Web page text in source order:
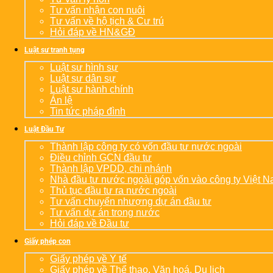
Tư vấn nhận con nuôi
Tư vấn về hộ tịch & Cư trú
Hỏi đáp về HN&GĐ
Luật sư tranh tụng
Luật sư hình sự
Luật sư dân sự
Luật sư hành chính
Án lệ
Tin tức pháp đình
Luật Đầu Tư
Thành lập công ty có vốn đầu tư nước ngoài
Điều chỉnh GCN đầu tư
Thành lập VPDD, chi nhánh
Nhà đầu tư nước ngoài góp vốn vào công ty Việt
Thủ tục đầu tư ra nước ngoài
Tư vấn chuyển nhượng dự án đầu tư
Tư vấn dự án trong nước
Hỏi đáp về Đầu tư
Giấy phép con
Giấy phép về Y tế
Giấy phép về Thể thao, Văn hoá, Du lịch